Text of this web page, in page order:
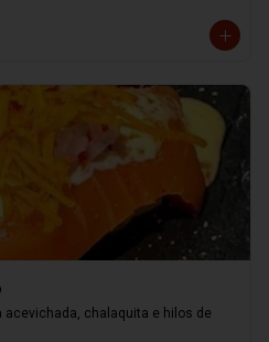
chalaquita e hilos de